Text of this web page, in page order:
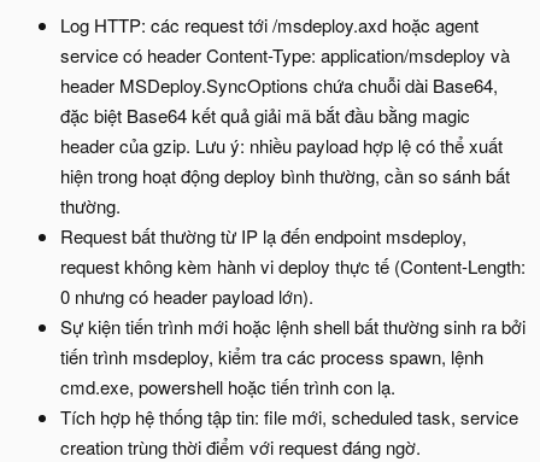
Log HTTP: các request tới /msdeploy.axd hoặc agent
service có header Content-Type: application/msdeploy và
header MSDeploy.SyncOptions chứa chuỗi dài Base64,
đặc biệt Base64 kết quả giải mã bắt đầu bằng magic
header của gzip. Lưu ý: nhiều payload hợp lệ có thể xuất
hiện trong hoạt động deploy bình thường, cần so sánh bất
thường.
Request bất thường từ IP lạ đến endpoint msdeploy,
request không kèm hành vi deploy thực tế (Content-Length:
0 nhưng có header payload lớn).
Sự kiện tiến trình mới hoặc lệnh shell bất thường sinh ra bởi
tiến trình msdeploy, kiểm tra các process spawn, lệnh
cmd.exe, powershell hoặc tiến trình con lạ.
Tích hợp hệ thống tập tin: file mới, scheduled task, service
creation trùng thời điểm với request đáng ngờ.